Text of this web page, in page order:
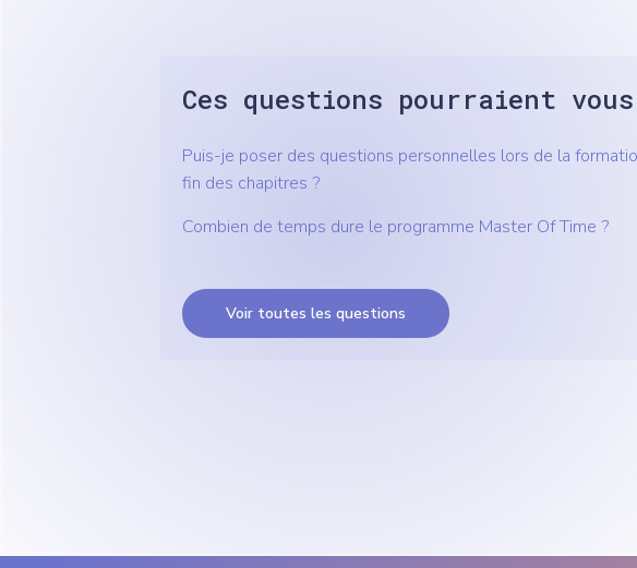
Ces questions pourraient
Puis-je poser des questions personnelles lors de la
fin des chapitres ?
Combien de temps dure le programme Master Of Time ?
Voir toutes les questions